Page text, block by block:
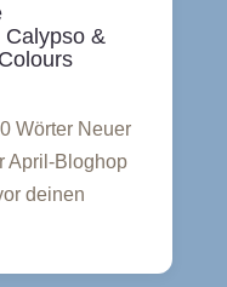
Calypso &
Wörter Neuer
April-Bloghop
deinen